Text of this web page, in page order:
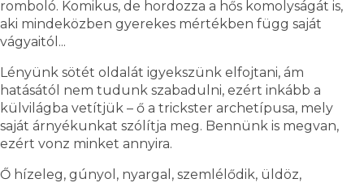
romboló. Komikus, de hordozza a hős komolyságát is,
aki mindeközben gyerekes mértékben függ saját
vágyaitól...
Lényünk sötét oldalát igyekszünk elfojtani, ám
hatásától nem tudunk szabadulni, ezért inkább a
külvilágba vetítjük – ő a trickster archetípusa, mely
saját árnyékunkat szólítja meg. Bennünk is megvan,
ezért vonz minket annyira.
Ő hízeleg, gúnyol, nyargal, szemlélődik, üldöz,